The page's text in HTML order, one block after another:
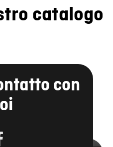
catalogo
con